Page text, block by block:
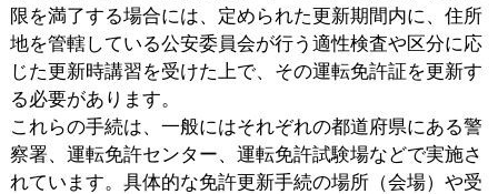
限を満了する場合には、定められた更新期間内に、住所
地を管轄している公安委員会が行う適性検査や区分に応
じた更新時講習を受けた上で、その運転免許証を更新す
る必要があります。
これらの手続は、一般にはそれぞれの都道府県にある警
察署、運転免許センター、運転免許試験場などで実施さ
れています。具体的な免許更新手続の場所（会場）や受